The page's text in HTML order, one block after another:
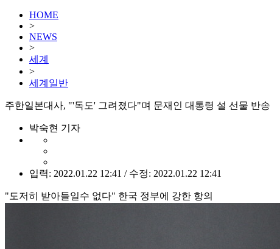
HOME
>
NEWS
>
세계
>
세계일반
주한일본대사, "'독도' 그려졌다"며 문재인 대통령 설 선물 반송
박숙현 기자
입력: 2022.01.22 12:41 / 수정: 2022.01.22 12:41
"도저히 받아들일수 없다" 한국 정부에 강한 항의